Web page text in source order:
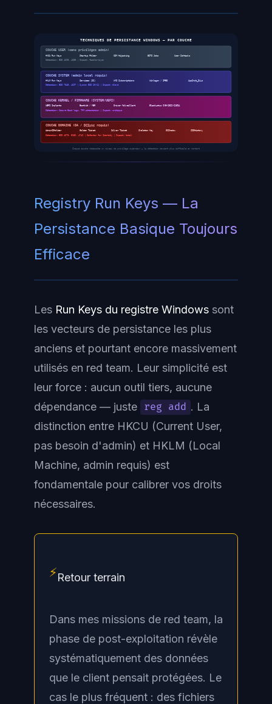
TECHNIQUES DE PERSISTANCE WINDOWS — PAR COUCHE
COUCHE USER (sans privilèges admin)
HKCU Run Keys Startup Folder COM Hijacking BITS Jobs
User Schtasks
Détection: EID 4698, 4688 | Impact: faible-moyen
COUCHE SYSTEM (admin local requis)
HKLM Run Keys Services (SC) WMI Subscriptions Winlogon / IFEO
AppInit_DLLs
Détection: EID 7045, 4697 | Sysmon EID 20-21 | Impact: élevé
COUCHE KERNEL / FIRMWARE (SYSTEM/UEFI)
UEFI Implants Bootkit / MBR Driver Malveillant
BlackLotus CVE-2022-21894
Détection: Secure Boot logs, TPM attestation | Impact: critique
COUCHE DOMAINE (DA / DCSyncrequis)
AdminSDHolder Golden Ticket Silver Ticket Skeleton Key DCShadow SIDHistory
Détection: EID 4670, 5136, 4742 | Defender for Identity | Impact: total
Chaque couche nécessite un niveau de privilège supérieur — la détection devient plus difficile en montant
Registry Run Keys — La
Persistance Basique Toujours
Efficace
Les Run Keys du registre Windows sont
les vecteurs de persistance les plus
anciens et pourtant encore massivement
utilisés en red team. Leur simplicité est
leur force : aucun outil tiers, aucune
dépendance — juste reg add . La
distinction entre HKCU (Current User,
pas besoin d'admin) et HKLM (Local
Machine, admin requis) est
fondamentale pour calibrer vos droits
nécessaires.
⚡Retour terrain
Dans mes missions de red team, la
phase de post-exploitation révèle
systématiquement des données
que le client pensait protégées. Le
cas le plus fréquent : des fichiers